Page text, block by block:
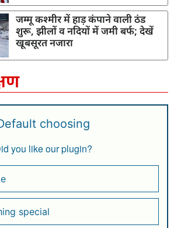
जम्मू कश्मीर में हाड़ कंपाने वाली ठंड
शुरू, झीलों व नदियों में जमी बर्फ; देखें
खूबसूरत नजारा
choosing
you like our plugin?
special